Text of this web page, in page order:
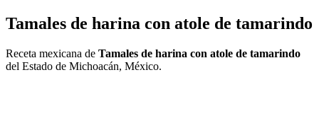
Tamales de harina con atole de tamarindo
Receta mexicana de Tamales de harina con atole de tamarindo
del Estado de Michoacán, México.